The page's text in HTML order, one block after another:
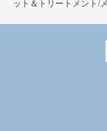
ット＆トリートメント/